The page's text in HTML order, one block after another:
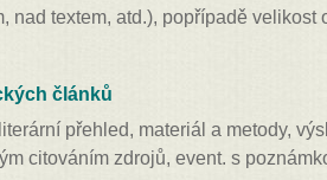
nad textem, atd.), popřípadě velikost
článků
přehled, materiál a metody,
citováním zdrojů, event. s